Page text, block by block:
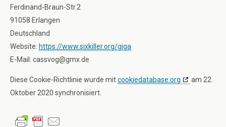
Ferdinand-Braun-Str.2
91058 Erlangen
Deutschland
Website: https://www.sixkiller.org/giga
E-Mail: cassvog@gmx.de
Diese Cookie-Richtlinie wurde mitcookiedatabase.org
am 22.
Oktober 2020 synchronisiert.